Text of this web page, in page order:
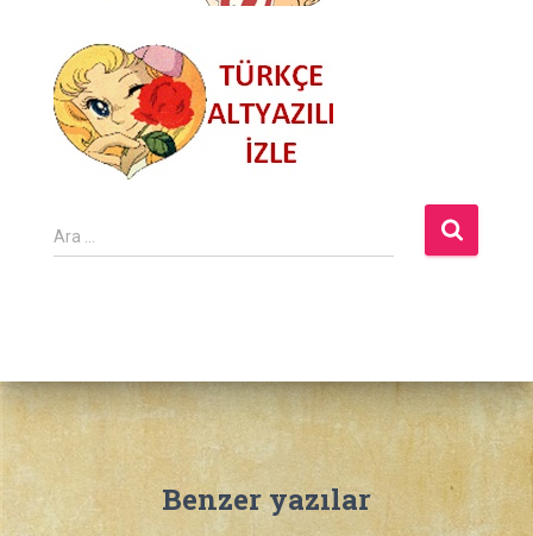
A
r
Ara …
Benzer yazılar